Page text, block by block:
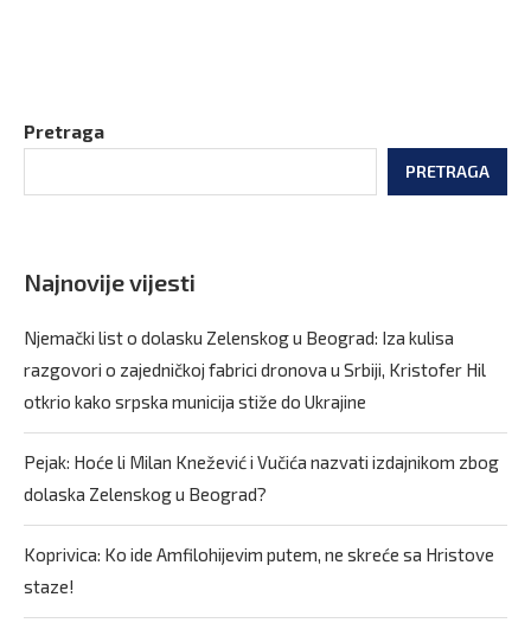
Pretraga
PRETRAGA
Najnovije vijesti
Njemački list o dolasku Zelenskog u Beograd: Iza kulisa
razgovori o zajedničkoj fabrici dronova u Srbiji, Kristofer Hil
otkrio kako srpska municija stiže do Ukrajine
Pejak: Hoće li Milan Knežević i Vučića nazvati izdajnikom zbog
dolaska Zelenskog u Beograd?
Koprivica: Ko ide Amfilohijevim putem, ne skreće sa Hristove
staze!